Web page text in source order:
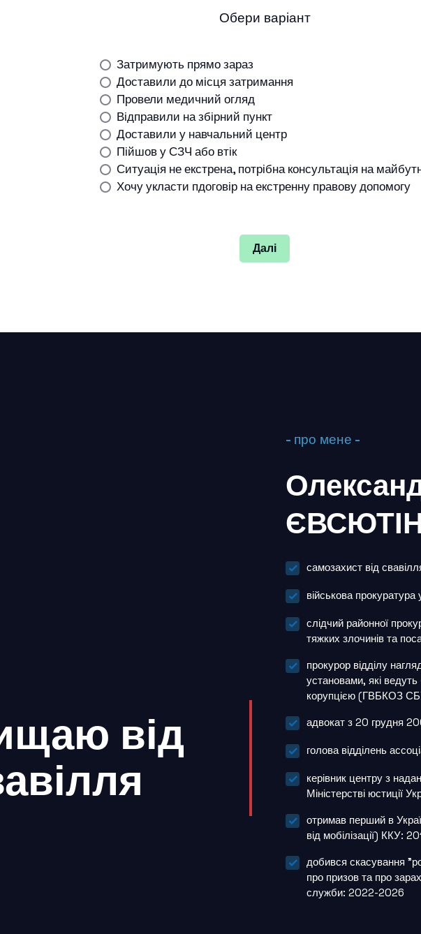
Обери варіант
Затримують прямо зараз
Доставили до місця затримання
Провели медичний огляд
Відправили на збірний пункт
Доставили у навчальний центр
Пійшов у СЗЧ або втік
Ситуація не екстрена, потрібна консультація на
Хочу укласти пдоговір на екстренну правову допомогу
Далі
від
- про мене -
самозахист від
військова
слідчий районної
тяжких злочинів та
прокурор відділу
установами, які
корупцією (ГВБКОЗ
адвокат з 20 грудня
голова відділень
керівник центру з
Міністерстві юстиції
отримав перший в
від мобілізації) ККУ:
добився скасування
про призов та про
служби: 2022-2026